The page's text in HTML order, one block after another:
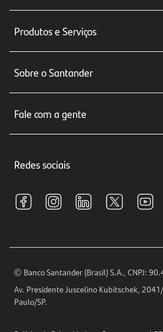
Produtos e Serviços
Seguros
Crédito e Financiamentos
Investimentos
Sobre o Santander
Relações com Investidores
Fale com a gente
Central de Renegociação
S.A.C
Encontre nossas agências
Horários de Atendimento
Telefones
Redes sociais
© Banco Santander (Brasil) S.A., CNPJ:
Av. Presidente Juscelino Kubitschek,
Paulo/SP.